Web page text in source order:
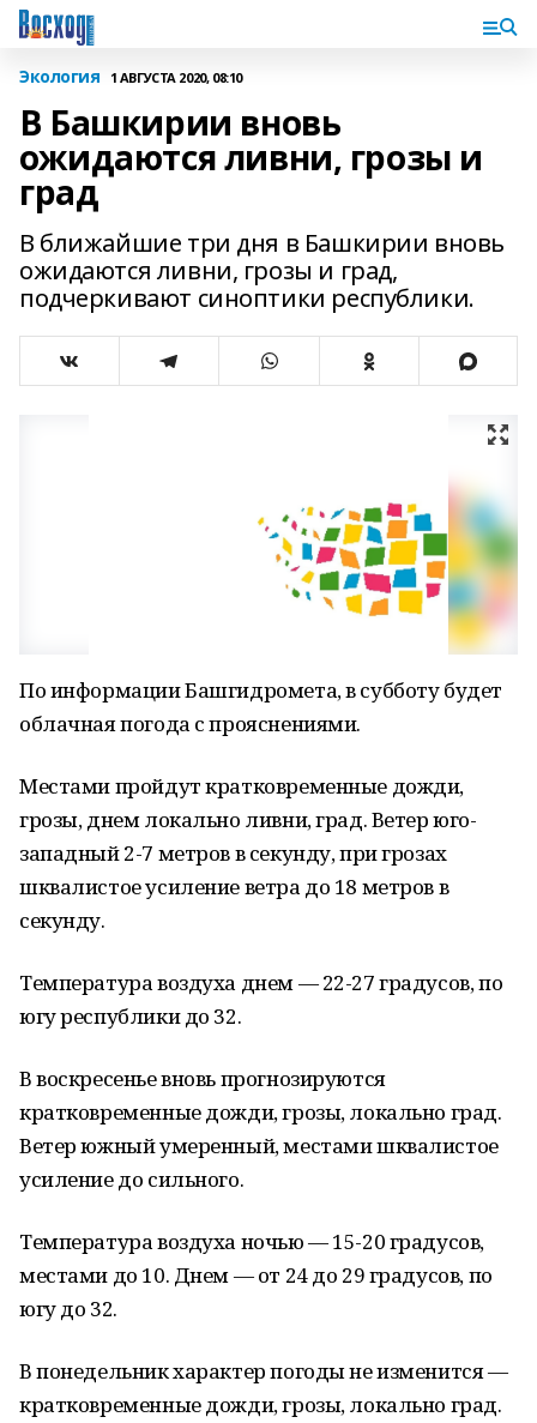
Экология 1 АВГУСТА 2020, 08:10
В Башкирии вновь
ожидаются ливни, грозы и
град
В ближайшие три дня в Башкирии вновь
ожидаются ливни, грозы и град,
подчеркивают синоптики республики.
По информации Башгидромета, в субботу будет
облачная погода с прояснениями.
Местами пройдут кратковременные дожди,
грозы, днем локально ливни, град. Ветер юго-
западный 2-7 метров в секунду, при грозах
шквалистое усиление ветра до 18 метров в
секунду.
Температура воздуха днем — 22-27 градусов, по
югу республики до 32.
В воскресенье вновь прогнозируются
кратковременные дожди, грозы, локально град.
Ветер южный умеренный, местами шквалистое
усиление до сильного.
Температура воздуха ночью — 15-20 градусов,
местами до 10. Днем — от 24 до 29 градусов, по
югу до 32.
В понедельник характер погоды не изменится —
кратковременные дожди, грозы, локально град.